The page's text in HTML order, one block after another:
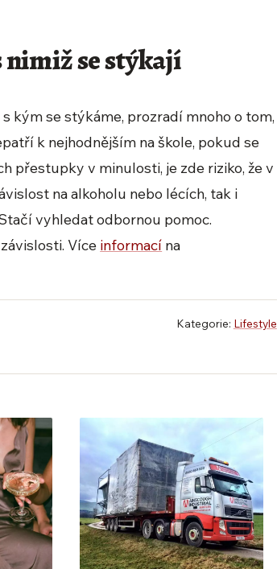
se stýkají
kým se stýkáme, prozradí mnoho o tom,
k nejhodnějším na škole, pokud se
přestupky v minulosti, je zde riziko, že v
na alkoholu nebo lécích, tak i
vyhledat odbornou pomoc.
Více informací na
Kategorie: Lifestyle